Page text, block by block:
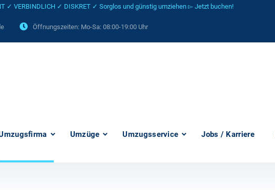
✓ VERBINDLICH ✓ DISKRET ✓ Sorglos und günstig umziehen ▻ Jetzt buchen!
Öffnungszeiten: Mo-Sa: 08:00-19:00 Uhr
Umzüge Umzugsservice Jobs / Karriere